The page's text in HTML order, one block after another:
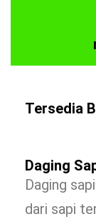
Tersedia
Daging
Daging
dari sapi